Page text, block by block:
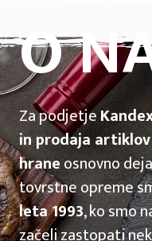
O
Za podjetje
in prodaja
hraneosnovno
tovrstne opreme
leta 1993, ko smo
začeli zastopati